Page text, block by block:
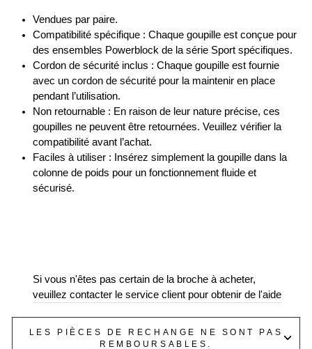
Vendues par paire.
Compatibilité spécifique : Chaque goupille est conçue pour
des ensembles Powerblock de la série Sport spécifiques.
Cordon de sécurité inclus : Chaque goupille est fournie
avec un cordon de sécurité pour la maintenir en place
pendant l’utilisation.
Non retournable : En raison de leur nature précise, ces
goupilles ne peuvent être retournées. Veuillez vérifier la
compatibilité avant l’achat.
Faciles à utiliser : Insérez simplement la goupille dans la
colonne de poids pour un fonctionnement fluide et
sécurisé.
Si vous n'êtes pas certain de la broche à acheter,
veuillez contacter le service client pour obtenir de l'aide
LES PIÈCES DE RECHANGE NE SONT PAS
REMBOURSABLES.